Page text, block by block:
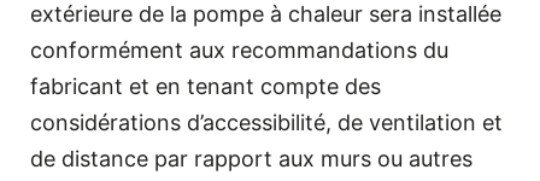
extérieure de la pompe à chaleur sera installée
conformément aux recommandations du
fabricant et en tenant compte des
considérations d’accessibilité, de ventilation et
de distance par rapport aux murs ou autres